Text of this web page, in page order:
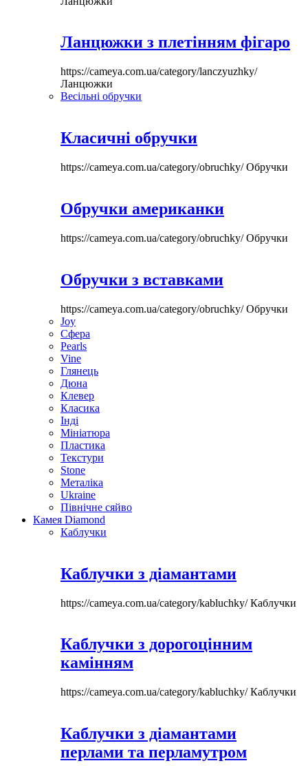
Ланцюжки з плетінням фігаро
https://cameya.com.ua/category/lanczyuzhky/
Ланцюжки
Весільні обручки
Класичні обручки
https://cameya.com.ua/category/obruchky/Обручки
Обручки американки
https://cameya.com.ua/category/obruchky/Обручки
Обручки з вставками
https://cameya.com.ua/category/obruchky/Обручки
Joy
Сфера
Pearls
Vine
Глянець
Дюна
Клевер
Класика
Інді
Мініатюра
Пластика
Текстури
Stone
Металіка
Ukraine
Північне сяйво
Камея Diamond
Каблучки
Каблучки з діамантами
https://cameya.com.ua/category/kabluchky/Каблучки
Каблучки з дорогоцінним
камінням
https://cameya.com.ua/category/kabluchky/Каблучки
Каблучки з діамантами
перлами та перламутром